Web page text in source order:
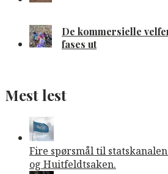
De kommersielle
fases ut
Mest lest
Fire spørsmål til
og Huitfeldtsaken.